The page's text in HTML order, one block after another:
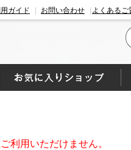
ガイド お問い合わせ よくあるご
利用いただけません。